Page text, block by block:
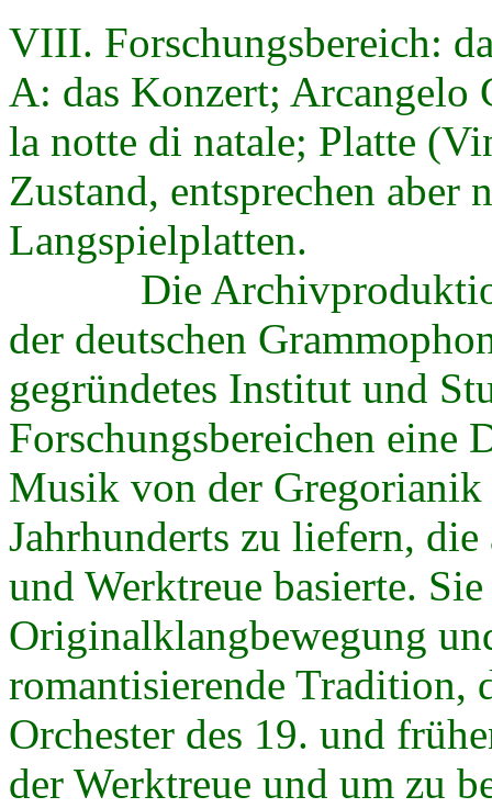
VIII. Forschungsbereich:
A: das Konzert; Arcangelo
la notte di natale; Platte
Zustand, entsprechen aber
Langspielplatten.
Die Archivproduktion
der deutschen
gegründetes Institut und
Forschungsbereichen eine
Musik von der Gregorianik
Jahrhunderts zu liefern,
und Werktreue basierte.
Originalklangbewegung
romantisierende Tradition,
Orchester des 19. und
der Werktreue und um zu